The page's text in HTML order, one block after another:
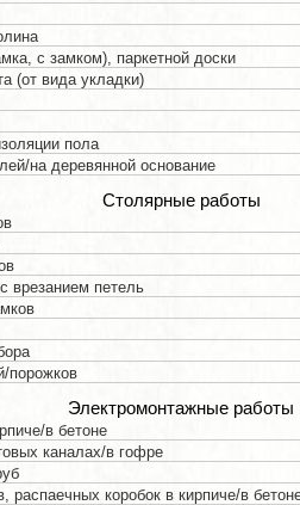
с замком), паркетной доски
(от вида укладки)
пола
на деревянной основание
Столярные работы
врезанием петель
порожков
Электромонтажные работы
в бетоне
каналах/в гофре
распаечных коробок в кирпиче/в